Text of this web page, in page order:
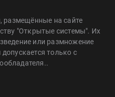
размещённые на сайте
"Открытые системы". Их
или размножение
только с